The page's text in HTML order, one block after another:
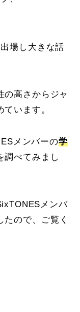
場し大きな話
の高さからジャ
います。
メンバーの学
調べてみまし
メンバ
たので、ご覧く